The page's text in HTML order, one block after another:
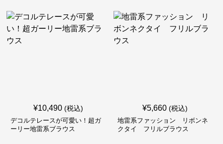
¥10,490 (税込)
デコルテレースが可愛い！超ガ
ーリー地雷系ブラウス
¥5,660 (税込)
地雷系ファッション リボンネ
クタイ フリルブラウス